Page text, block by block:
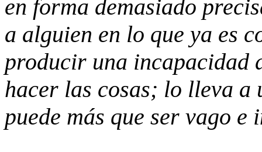
en forma demasiado
a alguien en lo que ya es
producir una incapacidad
hacer las cosas; lo lleva a
puede más que ser vago